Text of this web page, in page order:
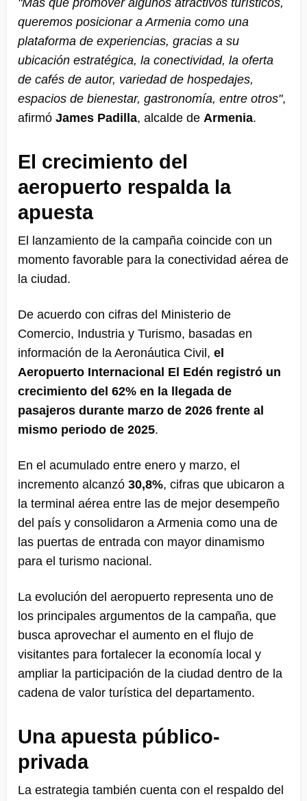
queremos posicionar a Armenia como una
plataforma de experiencias, gracias a su
ubicación estratégica, la conectividad, la oferta
de cafés de autor, variedad de hospedajes,
espacios de bienestar, gastronomía, entre otros",
afirmó James Padilla, alcalde de Armenia.
El crecimiento del
aeropuerto respalda la
apuesta
El lanzamiento de la campaña coincide con un
momento favorable para la conectividad aérea de
la ciudad.
De acuerdo con cifras del Ministerio de
Comercio, Industria y Turismo, basadas en
información de la Aeronáutica Civil, el
Aeropuerto Internacional El Edén registró un
crecimiento del 62% en la llegada de
pasajeros durante marzo de 2026 frente al
mismo periodo de 2025.
En el acumulado entre enero y marzo, el
incremento alcanzó 30,8%, cifras que ubicaron a
la terminal aérea entre las de mejor desempeño
del país y consolidaron a Armenia como una de
las puertas de entrada con mayor dinamismo
para el turismo nacional.
La evolución del aeropuerto representa uno de
los principales argumentos de la campaña, que
busca aprovechar el aumento en el flujo de
visitantes para fortalecer la economía local y
ampliar la participación de la ciudad dentro de la
cadena de valor turística del departamento.
Una apuesta público-
privada
La estrategia también cuenta con el respaldo del